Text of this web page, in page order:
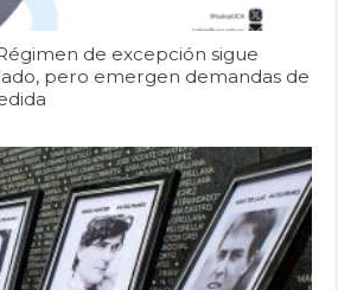
de excepción sigue
pero emergen demandas de